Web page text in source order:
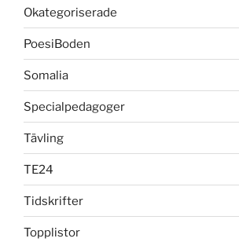
Okategoriserade
PoesiBoden
Somalia
Specialpedagoger
Tävling
TE24
Tidskrifter
Topplistor